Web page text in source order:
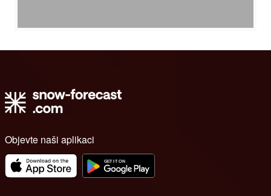
Objevte naši aplikaci